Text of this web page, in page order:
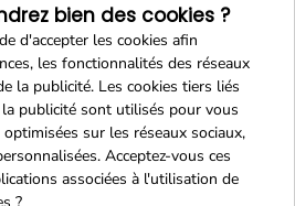
bien des cookies ?
d'accepter les cookies afin
les fonctionnalités des réseaux
la publicité. Les cookies tiers liés
publicité sont utilisés pour vous
sur les réseaux sociaux,
Acceptez-vous ces
associées à l'utilisation de
?